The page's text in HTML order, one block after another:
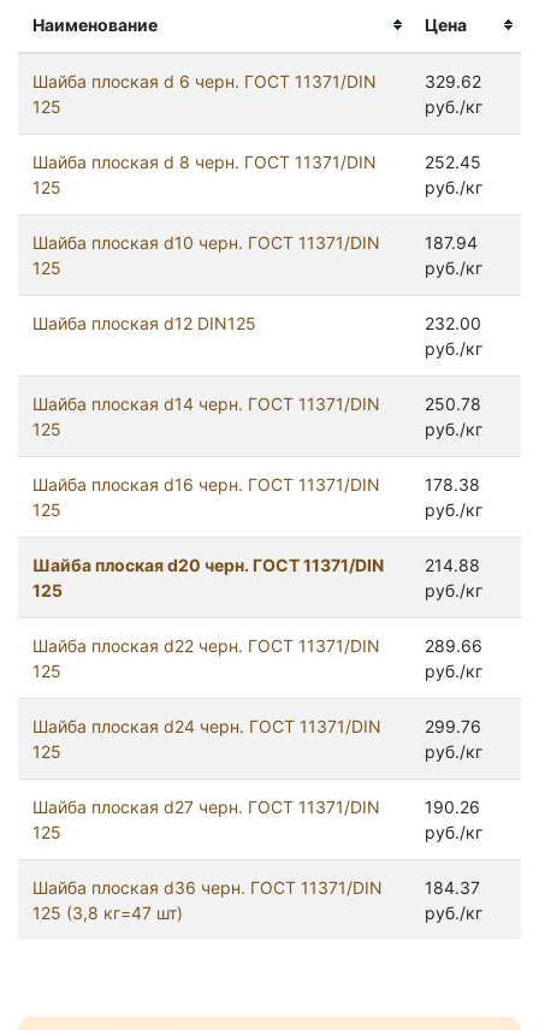
Наименование Цена
Шайба плоская d 6 черн. ГОСТ 11371/DIN
125
329.62
руб./кг
Шайба плоская d 8 черн. ГОСТ 11371/DIN
125
252.45
руб./кг
Шайба плоская d10 черн. ГОСТ 11371/DIN
125
187.94
руб./кг
Шайба плоская d12 DIN125
232.00
руб./кг
Шайба плоская d14 черн. ГОСТ 11371/DIN
125
250.78
руб./кг
Шайба плоская d16 черн. ГОСТ 11371/DIN
125
178.38
руб./кг
Шайба плоская d20 черн. ГОСТ 11371/DIN
125
214.88
руб./кг
Шайба плоская d22 черн. ГОСТ 11371/DIN
125
289.66
руб./кг
Шайба плоская d24 черн. ГОСТ 11371/DIN
125
299.76
руб./кг
Шайба плоская d27 черн. ГОСТ 11371/DIN
125
190.26
руб./кг
Шайба плоская d36 черн. ГОСТ 11371/DIN
125 (3,8 кг=47 шт)
184.37
руб./кг